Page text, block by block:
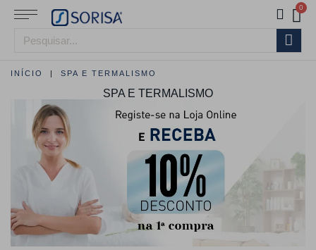
INÍCIO SPA E TERMALISMO
SPA E TERMALISMO